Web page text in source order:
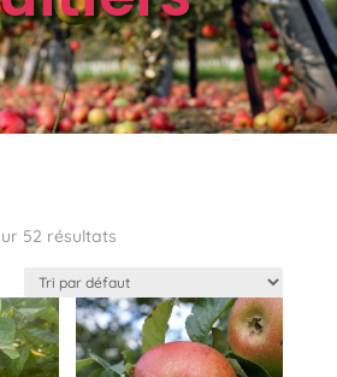
52 résultats